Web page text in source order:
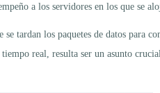
a los servidores en los que se
tardan los paquetes de datos para
real, resulta ser un asunto